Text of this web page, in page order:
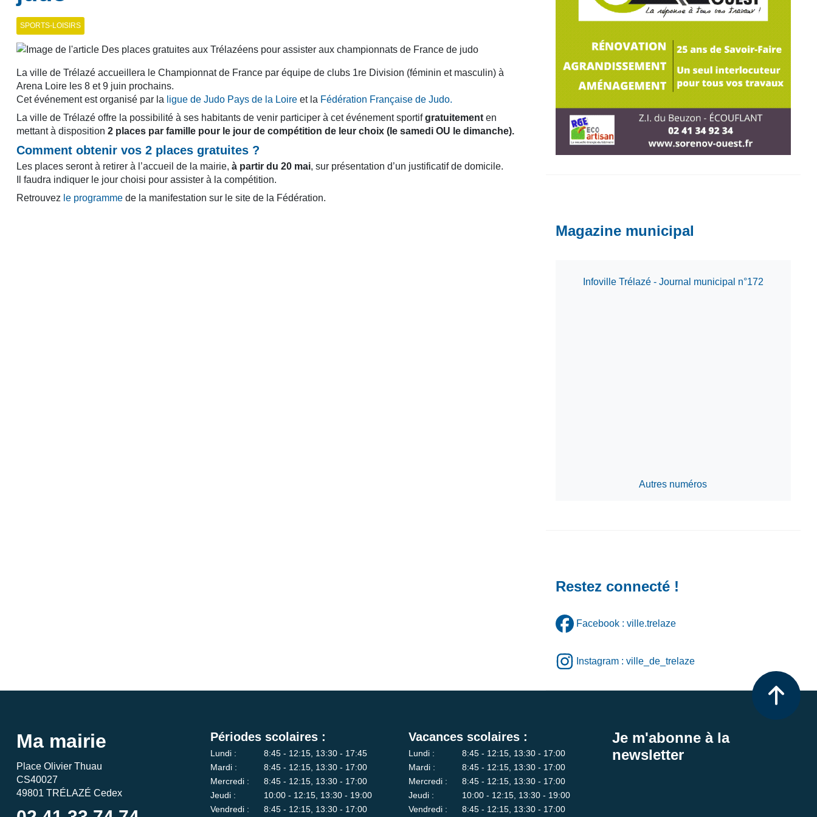
SPORTS-LOISIRS
La ville de Trélazé accueillera le Championnat de France par équipe de clubs 1re Division (féminin et masculin) à
Arena Loire les 8 et 9 juin prochains.
Cet événement est organisé par la ligue de Judo Pays de la Loire et la Fédération Française de Judo.
La ville de Trélazé offre la possibilité à ses habitants de venir participer à cet événement sportifgratuitement en
mettant à disposition 2 places par famille pour le jour de compétition de leur choix (le samedi OU le dimanche).
Comment obtenir vos 2 places gratuites ?
Les places seront à retirer à l’accueil de la mairie, à partir du 20 mai, sur présentation d’un justificatif de domicile.
Il faudra indiquer le jour choisi pour assister à la compétition.
Retrouvez le programme de la manifestation sur le site de la Fédération.
Magazine municipal
Infoville Trélazé - Journal municipal n°172
Autres numéros
Restez connecté !
Facebook : ville.trelaze
Instagram : ville_de_trelaze
Ma mairie
Place Olivier Thuau
CS40027
49801 TRÉLAZÉ Cedex
Périodes scolaires :
Lundi :
8:45 - 12:15, 13:30 - 17:45
Mardi :
8:45 - 12:15, 13:30 - 17:00
Mercredi :
8:45 - 12:15, 13:30 - 17:00
Jeudi :
10:00 - 12:15, 13:30 - 19:00
Vendredi :
8:45 - 12:15, 13:30 - 17:00
Vacances scolaires :
Lundi :
8:45 - 12:15, 13:30 - 17:00
Mardi :
8:45 - 12:15, 13:30 - 17:00
Mercredi :
8:45 - 12:15, 13:30 - 17:00
Jeudi :
10:00 - 12:15, 13:30 - 19:00
Vendredi :
8:45 - 12:15, 13:30 - 17:00
Je m'abonne à la
newsletter